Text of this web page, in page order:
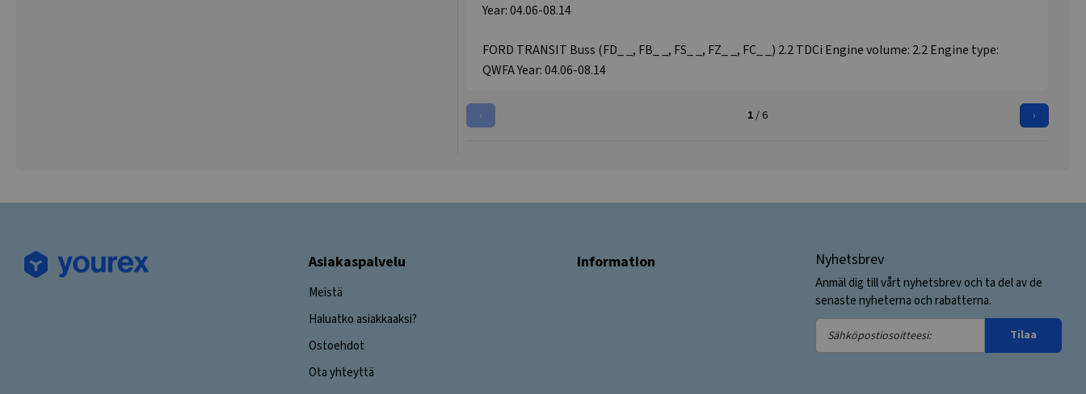
Year: 04.06-08.14
FORD TRANSIT Buss (FD_ _, FB_ _, FS_ _, FZ_ _, FC_ _) 2.2 TDCi Engine volume: 2.2 Engine type:
QWFA Year: 04.06-08.14
‹ 1/ 6 ›
Asiakaspalvelu
Meistä
Haluatko asiakkaaksi?
Ostoehdot
Ota yhteyttä
Information Nyhetsbrev
Anmäl dig till vårt nyhetsbrev och ta del av de
senaste nyheterna och rabatterna.
Sähköpostiosoitteesi:
Tilaa